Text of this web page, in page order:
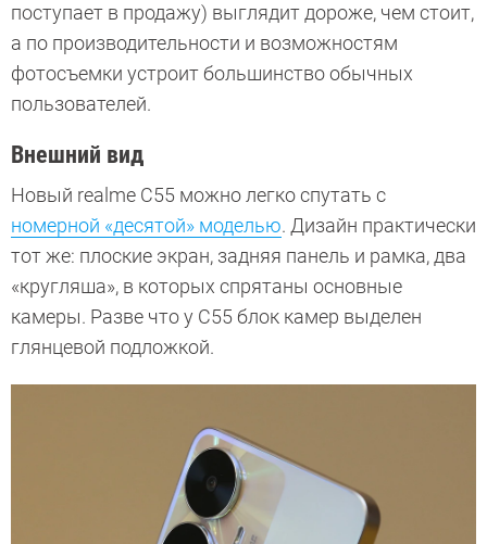
поступает в продажу) выглядит дороже, чем стоит,
а по производительности и возможностям
фотосъемки устроит большинство обычных
пользователей.
Внешний вид
Новый realme C55 можно легко спутать с
номерной «десятой» моделью. Дизайн практически
тот же: плоские экран, задняя панель и рамка, два
«кругляша», в которых спрятаны основные
камеры. Разве что у С55 блок камер выделен
глянцевой подложкой.